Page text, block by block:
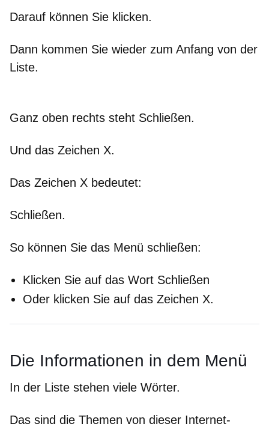
Darauf können Sie klicken.
Dann kommen Sie wieder zum Anfang von der
Liste.
Ganz oben rechts steht Schließen.
Und das Zeichen X.
Das Zeichen X bedeutet:
Schließen.
So können Sie das Menü schließen:
Klicken Sie auf das Wort Schließen
Oder klicken Sie auf das Zeichen X.
Die Informationen in dem Menü
In der Liste stehen viele Wörter.
Das sind die Themen von dieser Internet-